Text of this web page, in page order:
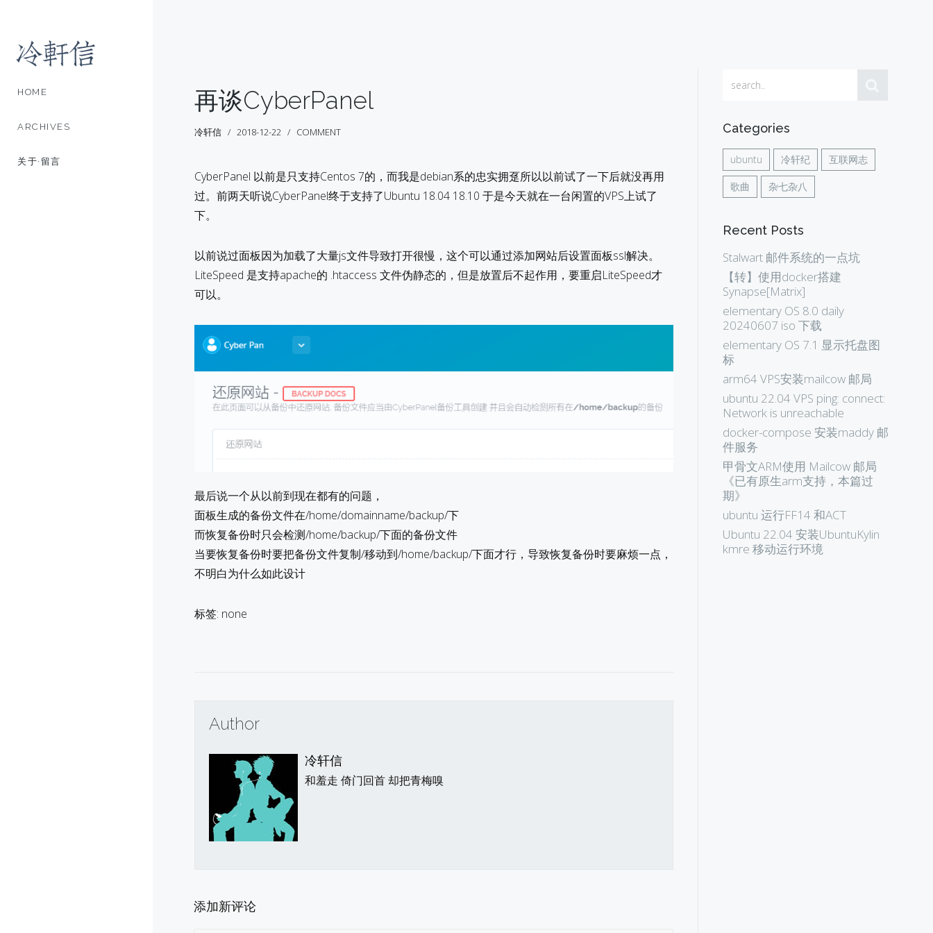
HOME
ARCHIVES
关于·留言
再谈CyberPanel
冷轩信 2018-12-22 COMMENT
CyberPanel 以前是只支持Centos 7的，而我是debian系的忠实拥趸所以以前试了一下后就没再用
过。前两天听说CyberPanel终于支持了Ubuntu 18.04 18.10 于是今天就在一台闲置的VPS上试了
下。
以前说过面板因为加载了大量js文件导致打开很慢，这个可以通过添加网站后设置面板ssl解决。
LiteSpeed 是支持apache的 .htaccess 文件伪静态的，但是放置后不起作用，要重启LiteSpeed才
可以。
最后说一个从以前到现在都有的问题，
面板生成的备份文件在/home/domainname/backup/下
而恢复备份时只会检测/home/backup/下面的备份文件
当要恢复备份时要把备份文件复制/移动到/home/backup/下面才行，导致恢复备份时要麻烦一点，
不明白为什么如此设计
标签: none
Author
冷轩信
和羞走 倚门回首 却把青梅嗅
添加新评论
Categories
ubuntu 冷轩纪 互联网志
歌曲 杂七杂八
Recent Posts
Stalwart 邮件系统的一点坑
【转】使用docker搭建
Synapse[Matrix]
elementary OS 8.0 daily
20240607 iso 下载
elementary OS 7.1 显示托盘图
标
arm64 VPS安装mailcow 邮局
ubuntu 22.04 VPS ping: connect:
Network is unreachable
docker-compose 安装maddy 邮
件服务
甲骨文ARM使用 Mailcow 邮局
《已有原生arm支持，本篇过
期》
ubuntu 运行FF14 和ACT
Ubuntu 22.04 安装UbuntuKylin
kmre 移动运行环境